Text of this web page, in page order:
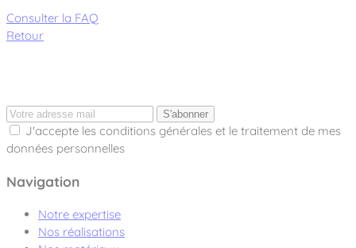
Consulter la FAQ
Retour
S'abonner
J'accepte les conditions générales et le traitement de mes
données personnelles
Navigation
Notre expertise
Nos réalisations